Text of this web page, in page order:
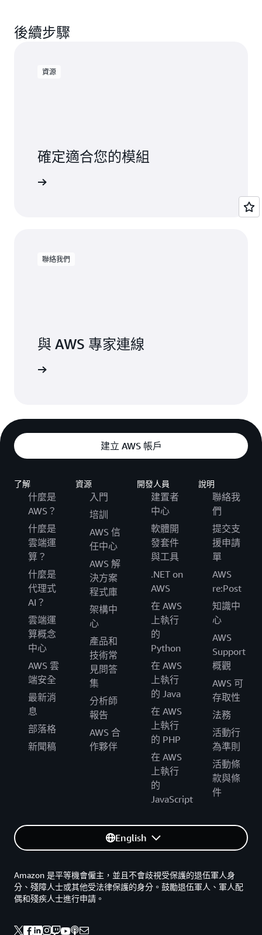
具有唯一裝置 ID 的加密簽署憑證。
加密保護的空中韌體更新。
用於密碼儲存和應用程式程式碼隔離的硬體信
遵循安全迴歸測試套件。
誤修正以及新韌體更新，從而新增功能並確保裝
AWS IoT 帳戶中的事物相關聯。採用按要求布設
後階段，當終端使用者註冊成品時，會自動移動
後續步驟
資源
確定適合您的模組
聯絡我們
與 AWS 專家連線
建立 AWS 帳戶
了解
什麼是
AWS？
什麼是
雲端運
算？
什麼是
代理式
AI？
雲端運
算概念
中心
AWS 雲
端安全
最新消
息
部落格
新聞稿
資源
入門
培訓
AWS 信
任中心
AWS 解
決方案
程式庫
架構中
心
產品和
技術常
見問答
集
分析師
報告
AWS 合
作夥伴
開發人員
建置者
中心
軟體開
發套件
與工具
.NET on
AWS
在 AWS
上執行
的
Python
在 AWS
上執行
的 Java
在 AWS
上執行
的 PHP
在 AWS
上執行
的
JavaScript
說明
聯絡我
們
提交支
援申請
單
AWS
re:Post
知識中
心
AWS
Support
概觀
AWS 可
存取性
法務
活動行
為準則
活動條
款與條
件
English
Amazon 是平等機會僱主，並且不會歧視受保護的退伍軍人身
分、殘障人士或其他受法律保護的身分。鼓勵退伍軍人、軍人配
偶和殘疾人士進行申請。